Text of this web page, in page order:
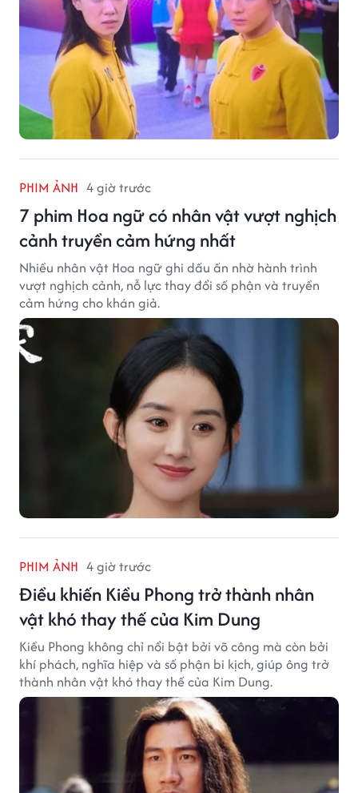
PHIM ẢNH 4 giờ trước
7 phim Hoa ngữ có nhân vật vượt nghịch
cảnh truyền cảm hứng nhất
Nhiều nhân vật Hoa ngữ ghi dấu ấn nhờ hành trình
vượt nghịch cảnh, nỗ lực thay đổi số phận và truyền
cảm hứng cho khán giả.
PHIM ẢNH 4 giờ trước
Điều khiến Kiều Phong trở thành nhân
vật khó thay thế của Kim Dung
Kiều Phong không chỉ nổi bật bởi võ công mà còn bởi
khí phách, nghĩa hiệp và số phận bi kịch, giúp ông trở
thành nhân vật khó thay thế của Kim Dung.